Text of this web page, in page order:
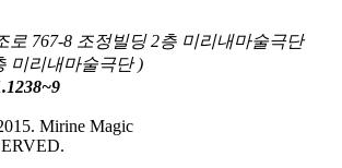
로 767-8 조정빌딩 2층 미리내마술극단
미리내마술극단 )
Mirine Magic